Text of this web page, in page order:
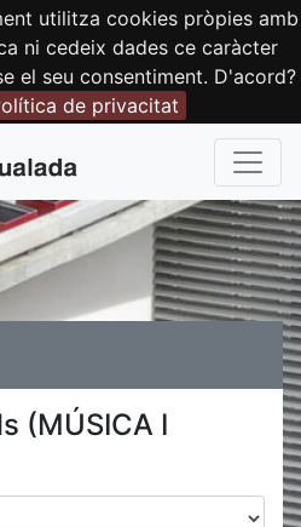
utilitza cookies pròpies amb
ni cedeix dades ce caràcter
el seu consentiment. D'acord?
de privacitat
(MÚSICA I